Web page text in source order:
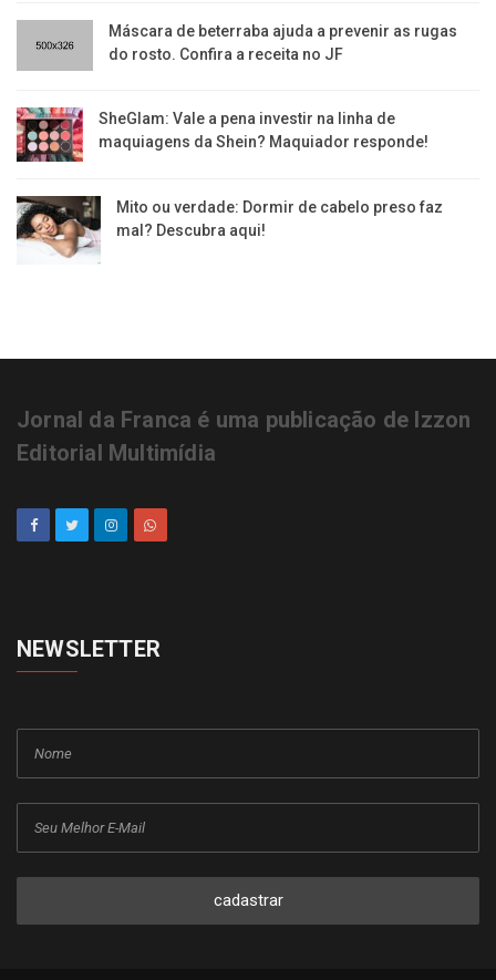
Máscara de beterraba ajuda a prevenir as rugas
do rosto. Confira a receita no JF
SheGlam: Vale a pena investir na linha de
maquiagens da Shein? Maquiador responde!
Mito ou verdade: Dormir de cabelo preso faz
mal? Descubra aqui!
Jornal da Franca é uma publicação de Izzon
Editorial Multimídia
NEWSLETTER
cadastrar